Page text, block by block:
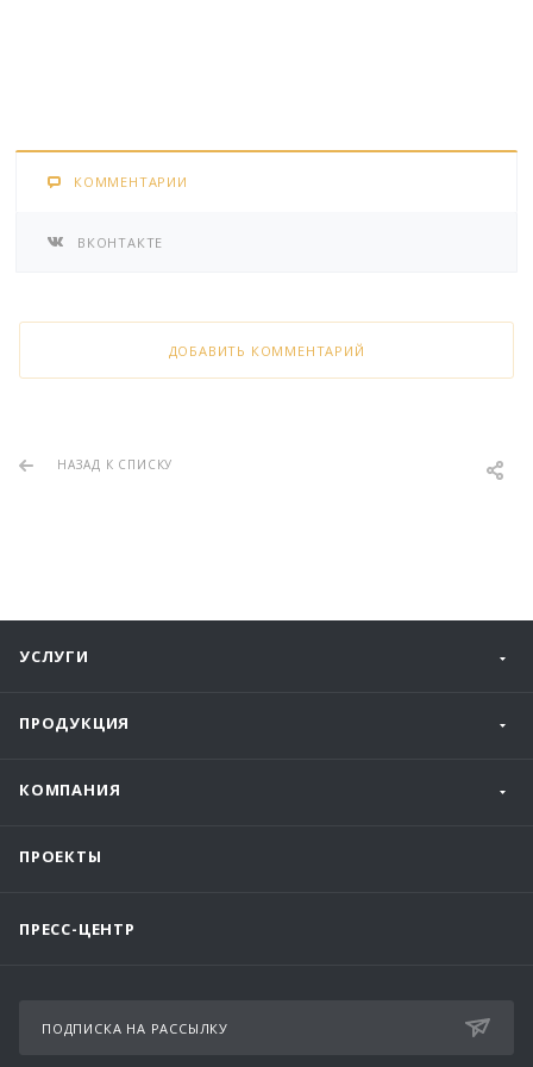
КОММЕНТАРИИ
ВКОНТАКТЕ
ДОБАВИТЬ КОММЕНТАРИЙ
НАЗАД К СПИСКУ
УСЛУГИ
ПРОДУКЦИЯ
КОМПАНИЯ
ПРОЕКТЫ
ПРЕСС-ЦЕНТР
ПОДПИСКА НА РАССЫЛКУ